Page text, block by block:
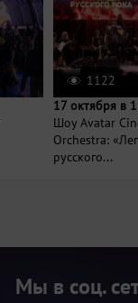
1122
17 октября в
Шоу Avatar
Orchestra:
русского...
Мы в соц.